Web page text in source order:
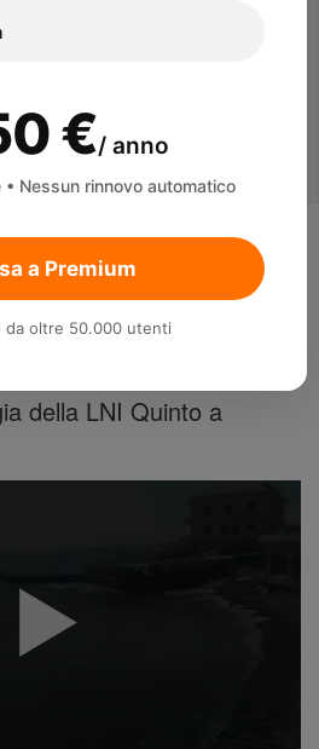
Italia Liguria Genova
della LNI Quinto a
€/ anno
Nessun rinnovo automatico
a Premium
da oltre 50.000 utenti